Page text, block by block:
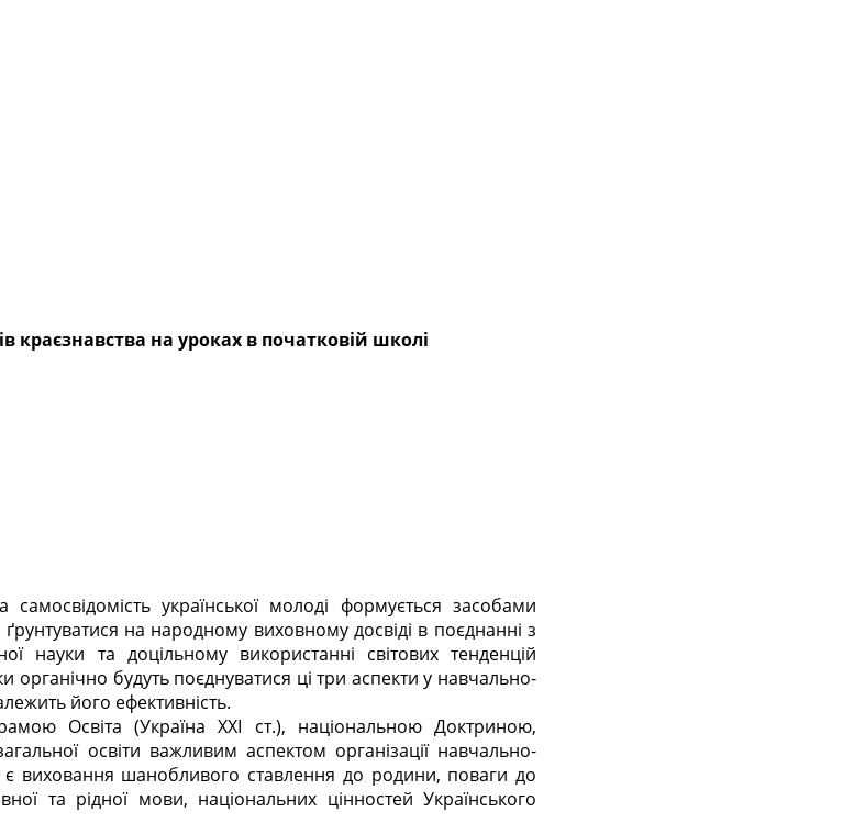
краєзнавства на уроках в початковій школі
української молоді формується засобами
на народному виховному досвіді в поєднанні з
науки та доцільному використанні світових тенденцій
органічно будуть поєднуватися ці три аспекти у навчально-
його ефективність.
Освіта (Україна ХХІ ст.), національною Доктриною,
освіти важливим аспектом організації навчально-
є виховання шанобливого ставлення до родини, поваги до
та рідної мови, національних цінностей Українського